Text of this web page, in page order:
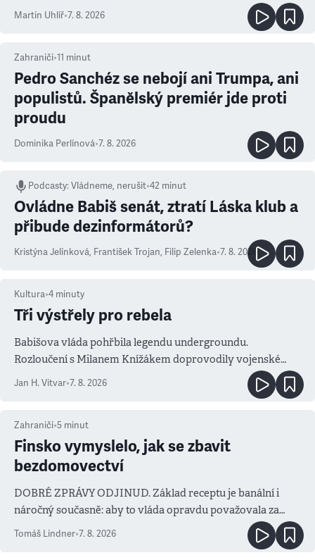
Martin Uhlíř•7. 8. 2026
Zahraničí•11 minut
Pedro Sanchéz se nebojí ani Trumpa, ani
populistů. Španělský premiér jde proti
proudu
Dominika Perlínová•7. 8. 2026
Podcasty:Vládneme, nerušit•42 minut
Ovládne Babiš senát, ztratí Láska klub a
přibude dezinformátorů?
Kristýna Jelínková, František Trojan, Filip Zelenka•7. 8. 2026
Kultura•4 minuty
Tři výstřely pro rebela
Babišova vláda pohřbila legendu undergroundu.
Rozloučení s Milanem Knížákem doprovodily vojenské
salvy i kritika pokrokářů
Jan H. Vitvar•7. 8. 2026
Zahraničí•5 minut
Finsko vymyslelo, jak se zbavit
bezdomovectví
DOBRÉ ZPRÁVY ODJINUD. Základ receptu je banální i
náročný současně: aby to vláda opravdu považovala za
prioritu
Tomáš Lindner•7. 8. 2026